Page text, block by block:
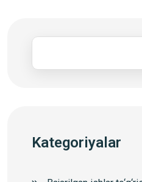
Kategoriyalar